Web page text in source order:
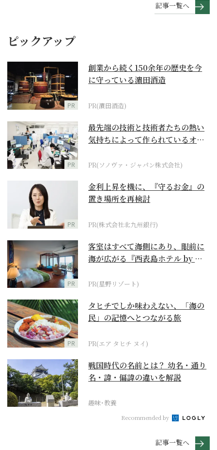
記事一覧へ
ピックアップ
PR
創業から続く150余年の歴史を今
に守っている濵田酒造
PR(濵田酒造)
PR
最先端の技術と技術者たちの熱い
気持ちによって作られているオー
PR(ソノヴァ・ジャパン株式会社)
PR
金利上昇を機に、『守るお金』の
置き場所を再検討
PR(株式会社北九州銀行)
PR
客室はすべて海側にあり、眼前に
海が広がる『西表島ホテル by 星
PR(星野リゾート)
PR
タヒチでしか味わえない、「海の
民」の記憶へとつながる旅
PR(エア タヒチ ヌイ)
戦国時代の名前とは？ 幼名・通り
名・諱・偏諱の違いを解説
趣味･教養
Recommended by
記事一覧へ